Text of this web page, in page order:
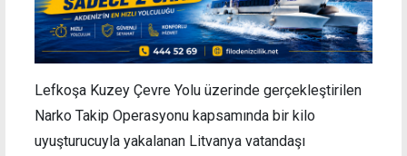
Lefkoşa Kuzey Çevre Yolu üzerinde gerçekleştirilen
Narko Takip Operasyonu kapsamında bir kilo
uyuşturucuyla yakalanan Litvanya vatandaşı